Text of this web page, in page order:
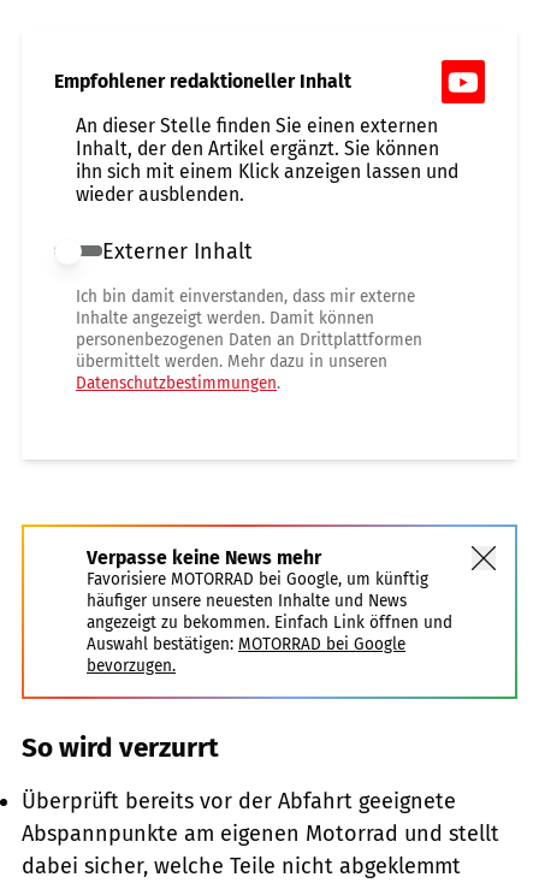
Empfohlener redaktioneller Inhalt
An dieser Stelle finden Sie einen externen
Inhalt, der den Artikel ergänzt. Sie können
ihn sich mit einem Klick anzeigen lassen und
wieder ausblenden.
Externer Inhalt erlauben
Externer Inhalt
Ich bin damit einverstanden, dass mir externe
Inhalte angezeigt werden. Damit können
personenbezogenen Daten an Drittplattformen
übermittelt werden. Mehr dazu in unseren
Datenschutzbestimmungen.
Verpasse keine News mehr
Favorisiere MOTORRAD bei Google, um künftig
häufiger unsere neuesten Inhalte und News
angezeigt zu bekommen. Einfach Link öffnen und
Auswahl bestätigen: MOTORRAD bei Google
bevorzugen.
So wird verzurrt
Überprüft bereits vor der Abfahrt geeignete
Abspannpunkte am eigenen Motorrad und stellt
dabei sicher, welche Teile nicht abgeklemmt